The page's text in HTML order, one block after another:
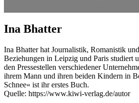
Ina Bhatter
Ina Bhatter hat Journalistik, Romanistik
Beziehungen in Leipzig und Paris studiert
den Pressestellen verschiedener
ihrem Mann und ihren beiden Kindern in
Schnee« ist ihr erstes Buch.
Quelle: https://www.kiwi-verlag.de/autor